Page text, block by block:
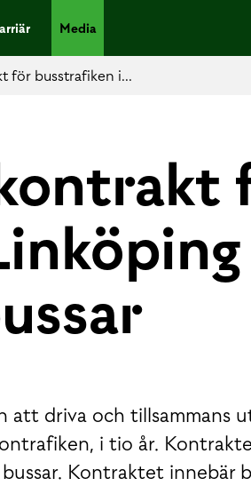
Media
för busstrafiken i...
driva och tillsammans
i tio år.
Kontraktet innebär